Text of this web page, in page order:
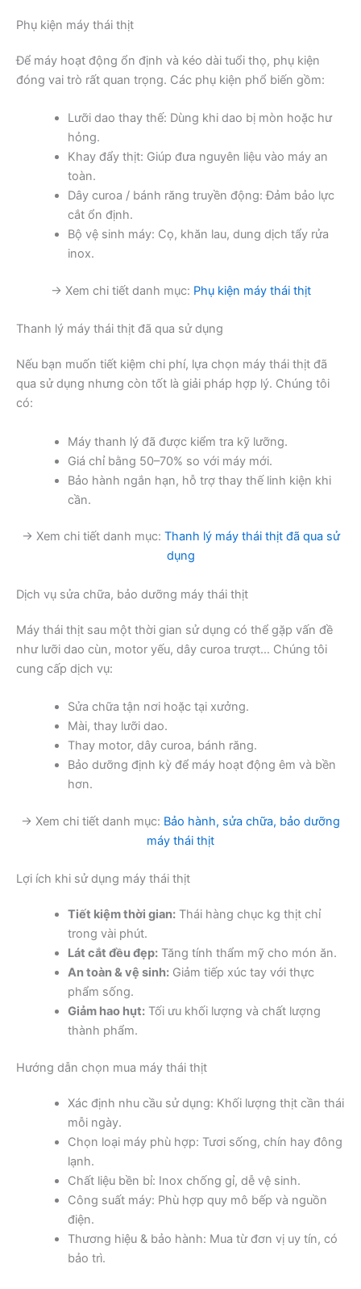
Phụ kiện máy thái thịt
Để máy hoạt động ổn định và kéo dài tuổi thọ, phụ kiện
đóng vai trò rất quan trọng. Các phụ kiện phổ biến gồm:
Lưỡi dao thay thế: Dùng khi dao bị mòn hoặc hư
hỏng.
Khay đẩy thịt: Giúp đưa nguyên liệu vào máy an
toàn.
Dây curoa / bánh răng truyền động: Đảm bảo lực
cắt ổn định.
Bộ vệ sinh máy: Cọ, khăn lau, dung dịch tẩy rửa
inox.
→ Xem chi tiết danh mục: Phụ kiện máy thái thịt
Thanh lý máy thái thịt đã qua sử dụng
Nếu bạn muốn tiết kiệm chi phí, lựa chọn máy thái thịt đã
qua sử dụng nhưng còn tốt là giải pháp hợp lý. Chúng tôi
có:
Máy thanh lý đã được kiểm tra kỹ lưỡng.
Giá chỉ bằng 50–70% so với máy mới.
Bảo hành ngắn hạn, hỗ trợ thay thế linh kiện khi
cần.
→ Xem chi tiết danh mục: Thanh lý máy thái thịt đã qua sử
dụng
Dịch vụ sửa chữa, bảo dưỡng máy thái thịt
Máy thái thịt sau một thời gian sử dụng có thể gặp vấn đề
như lưỡi dao cùn, motor yếu, dây curoa trượt… Chúng tôi
cung cấp dịch vụ:
Sửa chữa tận nơi hoặc tại xưởng.
Mài, thay lưỡi dao.
Thay motor, dây curoa, bánh răng.
Bảo dưỡng định kỳ để máy hoạt động êm và bền
hơn.
→ Xem chi tiết danh mục: Bảo hành, sửa chữa, bảo dưỡng
máy thái thịt
Lợi ích khi sử dụng máy thái thịt
Tiết kiệm thời gian:Thái hàng chục kg thịt chỉ
trong vài phút.
Lát cắt đều đẹp:Tăng tính thẩm mỹ cho món ăn.
An toàn & vệ sinh:Giảm tiếp xúc tay với thực
phẩm sống.
Giảm hao hụt:Tối ưu khối lượng và chất lượng
thành phẩm.
Hướng dẫn chọn mua máy thái thịt
Xác định nhu cầu sử dụng: Khối lượng thịt cần thái
mỗi ngày.
Chọn loại máy phù hợp: Tươi sống, chín hay đông
lạnh.
Chất liệu bền bỉ: Inox chống gỉ, dễ vệ sinh.
Công suất máy: Phù hợp quy mô bếp và nguồn
điện.
Thương hiệu & bảo hành: Mua từ đơn vị uy tín, có
bảo trì.